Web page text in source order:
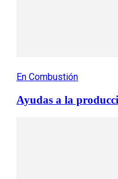
En Combustión
Ayudas a la